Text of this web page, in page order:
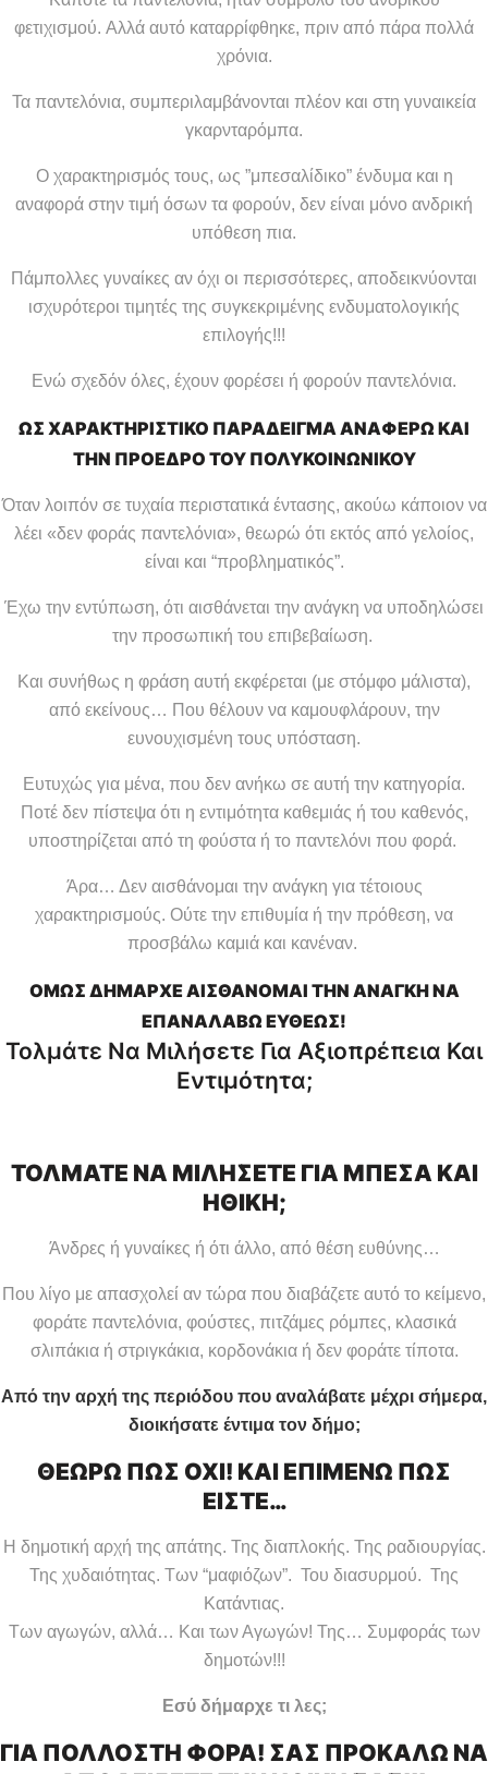
φετιχισμού. Αλλά αυτό καταρρίφθηκε, πριν από πάρα πολλά
χρόνια.
Τα παντελόνια, συμπεριλαμβάνονται πλέον και στη γυναικεία
γκαρνταρόμπα.
Ο χαρακτηρισμός τους, ως ”μπεσαλίδικο” ένδυμα και η
αναφορά στην τιμή όσων τα φορούν, δεν είναι μόνο ανδρική
υπόθεση πια.
Πάμπολλες γυναίκες αν όχι οι περισσότερες, αποδεικνύονται
ισχυρότεροι τιμητές της συγκεκριμένης ενδυματολογικής
επιλογής!!!
Ενώ σχεδόν όλες, έχουν φορέσει ή φορούν παντελόνια.
ΩΣ ΧΑΡΑΚΤΗΡΙΣΤΙΚΟ ΠΑΡΑΔΕΙΓΜΑ ΑΝΑΦΕΡΩ ΚΑΙ
ΤΗΝ ΠΡΟΕΔΡΟ ΤΟΥ ΠΟΛΥΚΟΙΝΩΝΙΚΟΥ
Όταν λοιπόν σε τυχαία περιστατικά έντασης, ακούω κάποιον να
λέει «δεν φοράς παντελόνια», θεωρώ ότι εκτός από γελοίος,
είναι και “προβληματικός”.
Έχω την εντύπωση, ότι αισθάνεται την ανάγκη να υποδηλώσει
την προσωπική του επιβεβαίωση.
Και συνήθως η φράση αυτή εκφέρεται (με στόμφο μάλιστα),
από εκείνους… Που θέλουν να καμουφλάρουν, την
ευνουχισμένη τους υπόσταση.
Ευτυχώς για μένα, που δεν ανήκω σε αυτή την κατηγορία.
Ποτέ δεν πίστεψα ότι η εντιμότητα καθεμιάς ή του καθενός,
υποστηρίζεται από τη φούστα ή το παντελόνι που φορά.
Άρα… Δεν αισθάνομαι την ανάγκη για τέτοιους
χαρακτηρισμούς. Ούτε την επιθυμία ή την πρόθεση, να
προσβάλω καμιά και κανέναν.
ΟΜΩΣ ΔΗΜΑΡΧΕ ΑΙΣΘΑΝΟΜΑΙ ΤΗΝ ΑΝΑΓΚΗ ΝΑ
ΕΠΑΝΑΛΑΒΩ ΕΥΘΕΩΣ!
Τολμάτε Να Μιλήσετε Για Αξιοπρέπεια Και
Εντιμότητα;
ΤΟΛΜΑΤΕ ΝΑ ΜΙΛΗΣΕΤΕ ΓΙΑ ΜΠΕΣΑ ΚΑΙ
ΗΘΙΚΗ;
Άνδρες ή γυναίκες ή ότι άλλο, από θέση ευθύνης…
Που λίγο με απασχολεί αν τώρα που διαβάζετε αυτό το κείμενο,
φοράτε παντελόνια, φούστες, πιτζάμες ρόμπες, κλασικά
σλιπάκια ή στριγκάκια, κορδονάκια ή δεν φοράτε τίποτα.
Από την αρχή της περιόδου που αναλάβατε μέχρι σήμερα,
διοικήσατε έντιμα τον δήμο;
ΘΕΩΡΩ ΠΩΣ ΟΧΙ! ΚΑΙ ΕΠΙΜΕΝΩ ΠΩΣ
ΕΙΣΤΕ…
Η δημοτική αρχή της απάτης. Της διαπλοκής. Της ραδιουργίας.
Της χυδαιότητας. Των “μαφιόζων”. Του διασυρμού. Της
Κατάντιας.
Των αγωγών, αλλά… Και των Αγωγών! Της… Συμφοράς των
δημοτών!!!
Εσύ δήμαρχε τι λες;
ΓΙΑ ΠΟΛΛΟΣΤΗ ΦΟΡΑ! ΣΑΣ ΠΡΟΚΑΛΩ ΝΑ